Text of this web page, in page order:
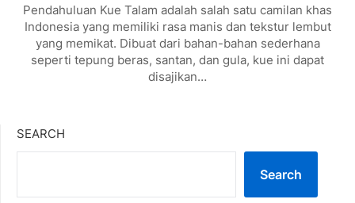
Pendahuluan Kue Talam adalah salah satu camilan khas
Indonesia yang memiliki rasa manis dan tekstur lembut
yang memikat. Dibuat dari bahan-bahan sederhana
seperti tepung beras, santan, dan gula, kue ini dapat
disajikan…
SEARCH
Search